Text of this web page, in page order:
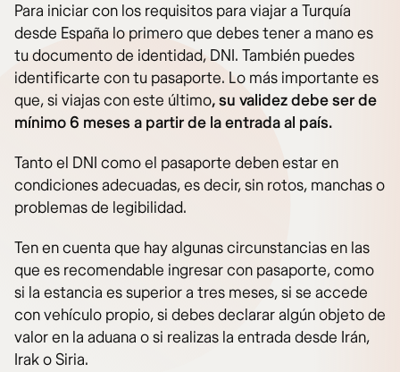
Para iniciar con los requisitos para viajar a Turquía
desde España lo primero que debes tener a mano es
tu documento de identidad, DNI. También puedes
identificarte con tu pasaporte. Lo más importante es
que, si viajas con este último, su validez debe ser de
mínimo 6 meses a partir de la entrada al país.
Tanto el DNI como el pasaporte deben estar en
condiciones adecuadas, es decir, sin rotos, manchas o
problemas de legibilidad.
Ten en cuenta que hay algunas circunstancias en las
que es recomendable ingresar con pasaporte, como
si la estancia es superior a tres meses, si se accede
con vehículo propio, si debes declarar algún objeto de
valor en la aduana o si realizas la entrada desde Irán,
Irak o Siria.